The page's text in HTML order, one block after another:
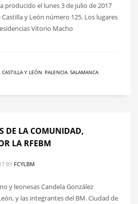
producido el lunes 3 de julio de 2017
y León número 125. Los lugares
Vitorio Macho
CASTILLA Y LEÓN PALENCIA SALAMANCA
DE LA COMUNIDAD,
LA RFEBM
BY FCYLBM
y leonesas Candela González
y las integrantes del BM. Ciudad de